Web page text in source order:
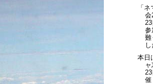
「
会
参
難
し
本日
催